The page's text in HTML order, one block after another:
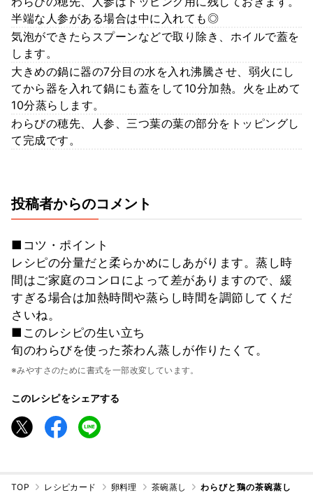
半端な人参がある場合は中に入れても◎
気泡ができたらスプーンなどで取り除き、ホイルで蓋を
します。
大きめの鍋に器の7分目の水を入れ沸騰させ、弱火にし
てから器を入れて鍋にも蓋をして10分加熱。火を止めて
10分蒸らします。
わらびの穂先、人参、三つ葉の葉の部分をトッピングし
て完成です。
投稿者からのコメント
■コツ・ポイント
レシピの分量だと柔らかめにしあがります。蒸し時
間はご家庭のコンロによって差がありますので、緩
すぎる場合は加熱時間や蒸らし時間を調節してくだ
さいね。
■このレシピの生い立ち
旬のわらびを使った茶わん蒸しが作りたくて。
※みやすさのために書式を一部改変しています。
このレシピをシェアする
TOP レシピカード 卵料理 茶碗蒸し わらびと鶏の茶碗蒸し